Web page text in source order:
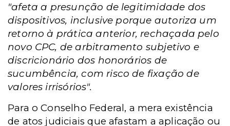
"afeta a presunção de legitimidade dos
dispositivos, inclusive porque autoriza um
retorno à prática anterior, rechaçada pelo
novo CPC, de arbitramento subjetivo e
discricionário dos honorários de
sucumbência, com risco de fixação de
valores irrisórios".
Para o Conselho Federal, a mera existência
de atos judiciais que afastam a aplicação ou